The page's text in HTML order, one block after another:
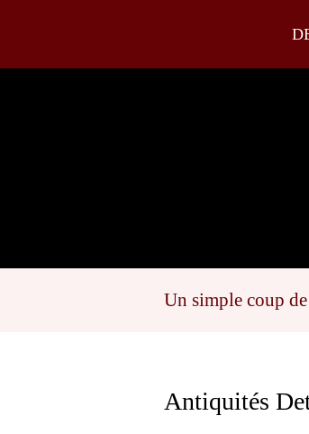
Un simple coup
Antiquités